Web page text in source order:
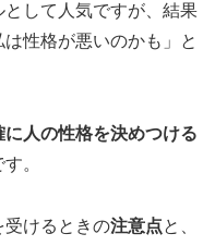
して人気ですが、結果
性格が悪いのかも」と
に人の性格を決めつける
。
受けるときの注意点と、